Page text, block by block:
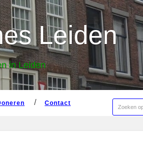
Leiden
in Leiden
doneren contact
doneren contact